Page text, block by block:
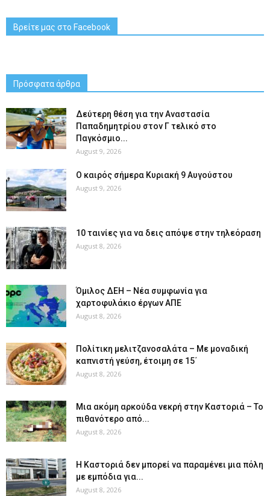
Βρείτε μας στο Facebook
Πρόσφατα άρθρα
Δεύτερη θέση για την Αναστασία
Παπαδημητρίου στον Γ τελικό στο
Παγκόσμιο...
August 9, 2026
Ο καιρός σήμερα Κυριακή 9 Αυγούστου
August 9, 2026
10 ταινίες για να δεις απόψε στην τηλεόραση
August 8, 2026
Όμιλος ΔΕΗ – Νέα συμφωνία για
χαρτοφυλάκιο έργων ΑΠΕ
August 8, 2026
Πολίτικη μελιτζανοσαλάτα – Με μοναδική
καπνιστή γεύση, έτοιμη σε 15΄
August 8, 2026
Μια ακόμη αρκούδα νεκρή στην Καστοριά – Το
πιθανότερο από...
August 8, 2026
Η Καστοριά δεν μπορεί να παραμένει μια πόλη
με εμπόδια για...
August 8, 2026